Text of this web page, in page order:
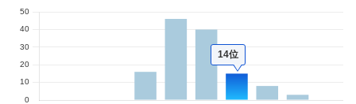
14位